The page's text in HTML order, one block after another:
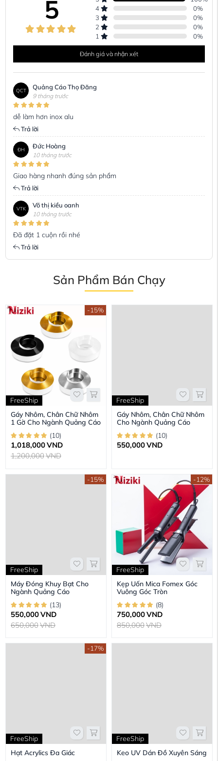
5
4
0%
3
0%
2
0%
1
0%
Đánh giá và nhận xét
QCT Quảng Cáo Thọ Đăng
9 tháng trước
dễ làm hơn inox alu
Trả lời
ĐH Đức Hoàng
10 tháng trước
Giao hàng nhanh đúng sản phẩm
Trả lời
VTK Võ thị kiều oanh
10 tháng trước
Đã đặt 1 cuộn rồi nhé
Trả lời
Sản Phẩm Bán Chạy
-15%
FreeShip
Gáy Nhôm, Chân Chữ Nhôm
1 Gờ Cho Ngành Quảng Cáo
(10)
1,018,000VND
1,200,000VND
FreeShip
Gáy Nhôm, Chân Chữ Nhôm
Cho Ngành Quảng Cáo
(10)
550,000VND
-15%
FreeShip
Máy Đóng Khuy Bạt Cho
Ngành Quảng Cáo
(13)
550,000VND
650,000VND
-12%
FreeShip
Kẹp Uốn Mica Fomex Góc
Vuông Góc Tròn
(8)
750,000VND
850,000VND
-17%
FreeShip
Hạt Acrylics Đa Giác
FreeShip
Keo UV Dán Đồ Xuyên Sáng